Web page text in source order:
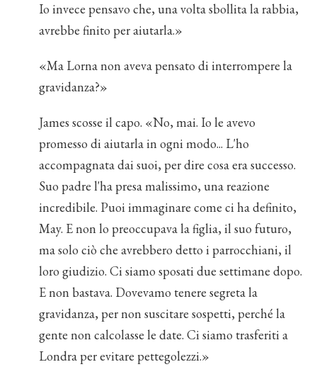
Io invece pensavo che, una volta sbollita la rabbia,
avrebbe finito per aiutarla.»
«Ma Lorna non aveva pensato di interrompere la
gravidanza?»
James scosse il capo. «No, mai. Io le avevo
promesso di aiutarla in ogni modo... L'ho
accompagnata dai suoi, per dire cosa era successo.
Suo padre l'ha presa malissimo, una reazione
incredibile. Puoi immaginare come ci ha definito,
May. E non lo preoccupava la figlia, il suo futuro,
ma solo ciò che avrebbero detto i parrocchiani, il
loro giudizio. Ci siamo sposati due settimane dopo.
E non bastava. Dovevamo tenere segreta la
gravidanza, per non suscitare sospetti, perché la
gente non calcolasse le date. Ci siamo trasferiti a
Londra per evitare pettegolezzi.»